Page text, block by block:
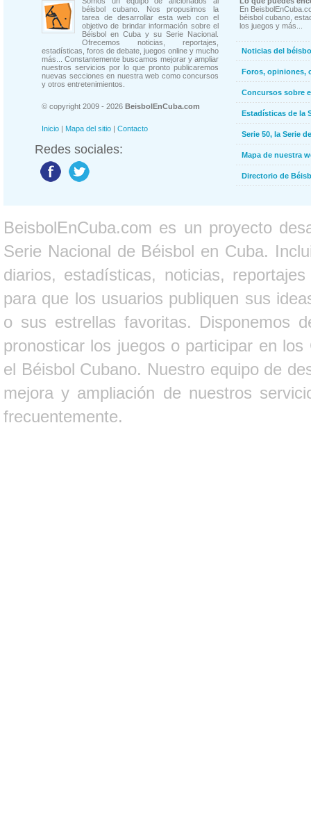
béisbol cubano. Nos propusimos la
tarea de desarrollar esta web con el
objetivo de brindar información sobre el
Béisbol en Cuba y su Serie Nacional.
Ofrecemos noticias, reportajes,
estadísticas, foros de debate, juegos online y mucho
más... Constantemente buscamos mejorar y ampliar
nuestros servicios por lo que pronto publicaremos
nuevas secciones en nuestra web como concursos
y otros entretenimientos.
© copyright 2009 - 2026 BeisbolEnCuba.com
Inicio | Mapa del sitio | Contacto
Redes sociales:
En
béisbol cubano,
los juegos y más...
Noticias del
Foros, opiniones,
Concursos sobre
Estadísticas de la
Serie 50, la Serie
Mapa de nuestra
Directorio de
BeisbolEnCuba.com es un proyecto
Serie Nacional de Béisbol en Cuba.
diarios, estadísticas, noticias,
para que los usuarios publiquen sus
o sus estrellas favoritas. Disponemos
pronosticar los juegos o participar en
el Béisbol Cubano. Nuestro equipo de
mejora y ampliación de nuestros
frecuentemente.